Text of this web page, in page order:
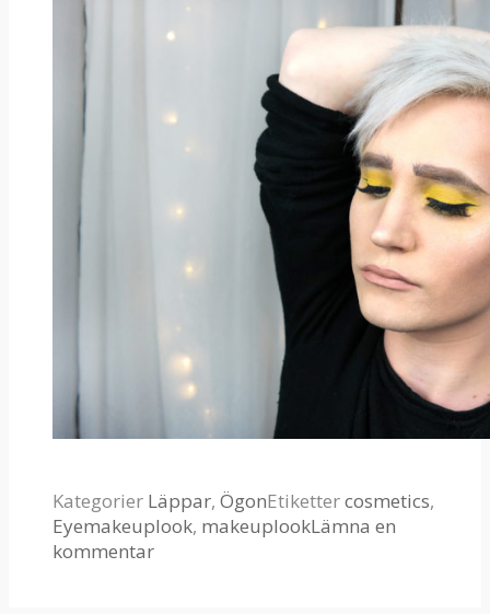
Kategorier Läppar, ÖgonEtikettercosmetics,
Eyemakeuplook, makeuplookLämna en
kommentar